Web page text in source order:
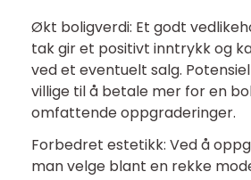
Økt boligverdi: Et godt
tak gir et positivt inntrykk og
ved et eventuelt salg.
villige til å betale mer for en
omfattende oppgraderinger.
Forbedret estetikk: Ved å
man velge blant en rekke